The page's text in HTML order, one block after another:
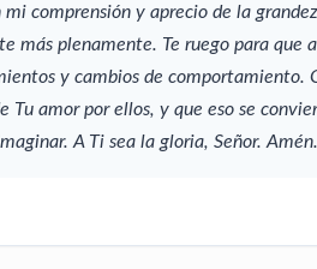
comprensión y aprecio de la
más plenamente. Te ruego para que
y cambios de comportamiento.
Tu amor por ellos, y que eso se
A Ti sea la gloria, Señor. Amén.